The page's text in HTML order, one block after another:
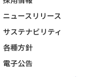
ニュースリリース
サステナビリティ
各種方針
電子公告